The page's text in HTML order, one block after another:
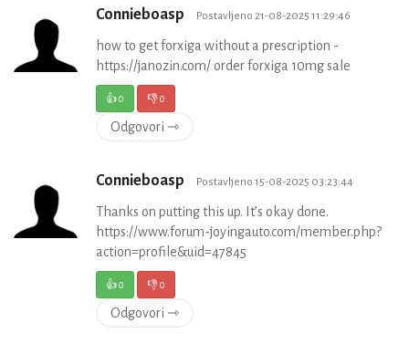
Connieboasp Postavljeno 21-08-2025 11:29:46
how to get forxiga without a prescription -
https://janozin.com/ order forxiga 10mg sale
👍0 👎0
Odgovori ⇾
Connieboasp Postavljeno 15-08-2025 03:23:44
Thanks on putting this up. It’s okay done.
https://www.forum-joyingauto.com/member.php?
action=profile&uid=47845
👍0 👎0
Odgovori ⇾